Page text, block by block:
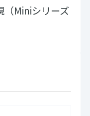
（Miniシリーズ